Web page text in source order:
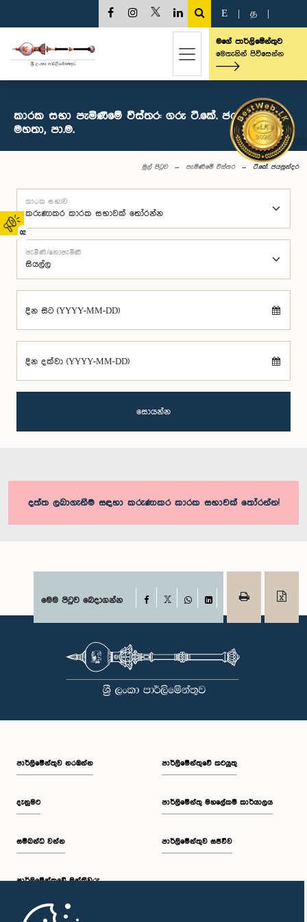
02
E த
මගේ පාර්ලිමේන්තුව
මෙතැනින් පිවිසෙන්න
කාරක සභා පැමිණීමේ විස්තර: ගරු ටී.කේ. ජයසුන්දර
මහතා, පා.ම.
මුල් පිටුව පැමිණීමේ විස්තර ටී.කේ. ජයසුන්දර
කාරක සභාව
පැමිණි/නොපැමිණි
දින සිට (YYYY-MM-DD)
දින දක්වා (YYYY-MM-DD)
සොයන්න
දත්ත ලබාගැනීම සඳහා කරුණාකර කාරක සභාවක් තෝරන්න!
මෙම පිටුව බෙදාගන්න Facebook
WhatsAppLinkedIn
පාර්ලි‌මේන්තුව නරඹන්න
දැනුමට
සම්බන්ධ වන්න
පාර්ලි‌මේන්තුවේ මන්ත්‍රීවරු
මුල් පිටුව
පාර්ලිමේන්තුවේ කටයුතු
පාර්ලිමේන්තු මහලේකම් කාර්යාලය
පාර්ලිමේන්තුව සජීවීව